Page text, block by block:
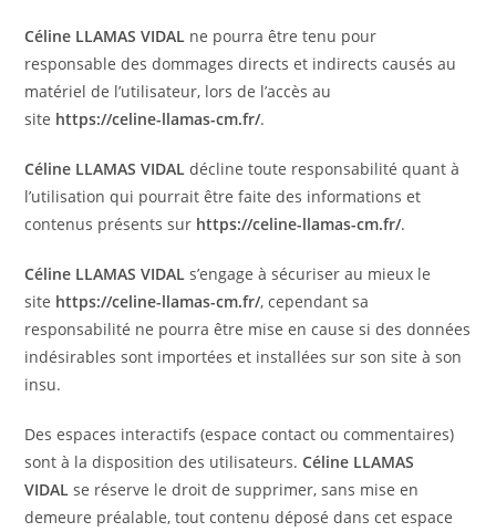
Céline LLAMAS VIDAL ne pourra être tenu pour
responsable des dommages directs et indirects causés au
matériel de l’utilisateur, lors de l’accès au
site https://celine-llamas-cm.fr/.
Céline LLAMAS VIDAL décline toute responsabilité quant à
l’utilisation qui pourrait être faite des informations et
contenus présents sur https://celine-llamas-cm.fr/.
Céline LLAMAS VIDAL s’engage à sécuriser au mieux le
site https://celine-llamas-cm.fr/, cependant sa
responsabilité ne pourra être mise en cause si des données
indésirables sont importées et installées sur son site à son
insu.
Des espaces interactifs (espace contact ou commentaires)
sont à la disposition des utilisateurs.Céline LLAMAS
VIDAL se réserve le droit de supprimer, sans mise en
demeure préalable, tout contenu déposé dans cet espace